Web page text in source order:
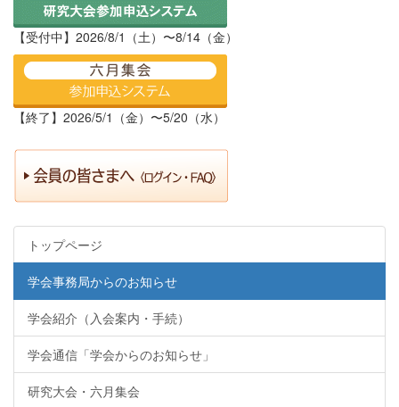
【受付中】2026/8/1（土）〜8/14（金）
【終了】2026/5/1（金）〜5/20（水）
トップページ
学会事務局からのお知らせ
学会紹介（入会案内・手続）
学会通信「学会からのお知らせ」
研究大会・六月集会